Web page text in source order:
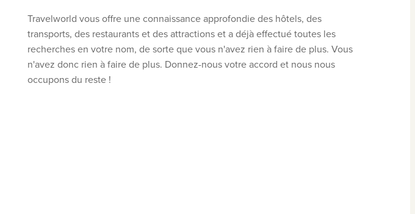
Travelworld vous offre une connaissance approfondie des hôtels, des
transports, des restaurants et des attractions et a déjà effectué toutes les
recherches en votre nom, de sorte que vous n'avez rien à faire de plus. Vous
n'avez donc rien à faire de plus. Donnez-nous votre accord et nous nous
occupons du reste !